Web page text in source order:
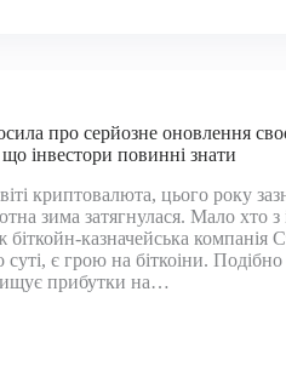
про серйозне оновлення
інвестори повинні знати
криптовалюта, цього року
зима затягнулася. Мало хто з
біткойн-казначейська компанія
є грою на біткоіни. Подібно
прибутки на…